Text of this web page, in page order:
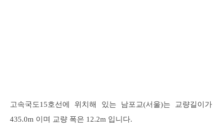
고속국도15호선에 위치해 있는 남포교(서울)는 교량길이가
435.0m 이며 교량 폭은 12.2m 입니다.